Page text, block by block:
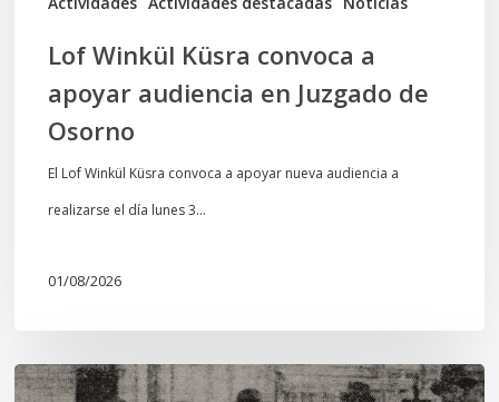
Lof Winkül Küsra convoca a
apoyar audiencia en Juzgado de
Osorno
El Lof Winkül Küsra convoca a apoyar nueva audiencia a
realizarse el día lunes 3…
01/08/2026
Chawrakawin: